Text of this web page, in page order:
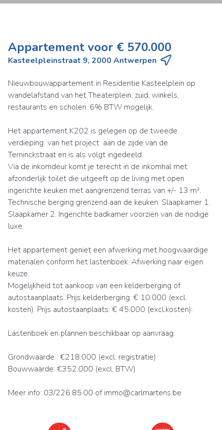
Appartement voor € 570.000
Kasteelpleinstraat 9, 2000 Antwerpen
Nieuwbouwappartement in Residentie Kasteelplein op
wandelafstand van het Theaterplein, zuid, winkels,
restaurants en scholen. 6% BTW mogelijk.
Het appartement K202 is gelegen op de tweede
verdieping van het project aan de zijde van de
Terninckstraat en is als volgt ingedeeld:
Via de inkomdeur komt je terecht in de inkomhal met
afzonderlijk toilet die uitgeeft op de living met open
ingerichte keuken met aangrenzend terras van +/- 13 m².
Technische berging grenzend aan de keuken. Slaapkamer 1.
Slaapkamer 2. Ingerichte badkamer voorzien van de nodige
luxe.
Het appartement geniet een afwerking met hoogwaardige
materialen conform het lastenboek. Afwerking naar eigen
keuze.
Mogelijkheid tot aankoop van een kelderberging of
autostaanplaats. Prijs kelderberging: € 10.000 (excl.
kosten). Prijs autostaanplaats: € 45.000 (excl.kosten).
Lastenboek en plannen beschikbaar op aanvraag.
Grondwaarde : €218.000 (excl. registratie)
Bouwwaarde: €352.000 (excl. BTW)
Meer info: 03/226.85.00 of immo@carlmartens.be